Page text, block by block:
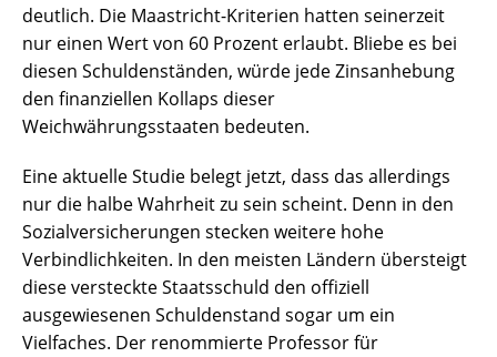
deutlich. Die Maastricht-Kriterien hatten seinerzeit
nur einen Wert von 60 Prozent erlaubt. Bliebe es bei
diesen Schuldenständen, würde jede Zinsanhebung
den finanziellen Kollaps dieser
Weichwährungsstaaten bedeuten.
Eine aktuelle Studie belegt jetzt, dass das allerdings
nur die halbe Wahrheit zu sein scheint. Denn in den
Sozialversicherungen stecken weitere hohe
Verbindlichkeiten. In den meisten Ländern übersteigt
diese versteckte Staatsschuld den offiziell
ausgewiesenen Schuldenstand sogar um ein
Vielfaches. Der renommierte Professor für